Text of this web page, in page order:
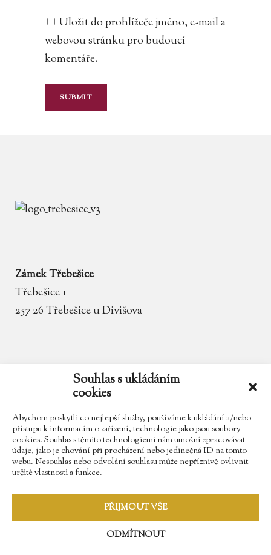
Souhlas s ukládáním
cookies
Abychom poskytli co nejlepší služby, používáme k ukládání a/nebo
přístupu k informacím o zařízení, technologie jako jsou soubory
cookies. Souhlas s těmito technologiemi nám umožní zpracovávat
údaje, jako je chování při procházení nebo jedinečná ID na tomto
webu. Nesouhlas nebo odvolání souhlasu může nepříznivě ovlivnit
určité vlastnosti a funkce.
PŘIJMOUT VŠE
ODMÍTNOUT
Uložit do prohlížeče jméno, e-mail a
webovou stránku pro budoucí
komentáře.
Zámek Třebešice
Třebešice 1
257 26 Třebešice u Divišova
zamek.trebesice@volny.cz
602 354 467
Najdete nás na Facebooku
Sledujte náš Instagram